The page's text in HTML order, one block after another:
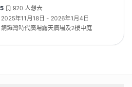
5 920 人想去
2025年11月18日 - 2026年1月4日
銅鑼灣時代廣場露天廣場及2樓中庭